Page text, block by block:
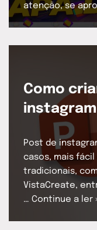
atenção, se
Como
Post de
casos, mais
tradicionais,
VistaCreate,
… Continue a ler